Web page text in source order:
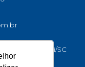
Araquari/SC